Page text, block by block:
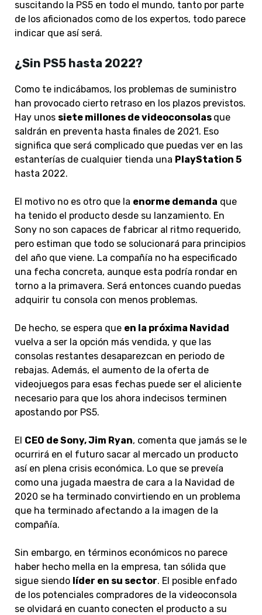
suscitando la PS5 en todo el mundo, tanto por parte
de los aficionados como de los expertos, todo parece
indicar que así será.
¿Sin PS5 hasta 2022?
Como te indicábamos, los problemas de suministro
han provocado cierto retraso en los plazos previstos.
Hay unos siete millones de videoconsolas que
saldrán en preventa hasta finales de 2021. Eso
significa que será complicado que puedas ver en las
estanterías de cualquier tienda una PlayStation 5
hasta 2022.
El motivo no es otro que la enorme demanda que
ha tenido el producto desde su lanzamiento. En
Sony no son capaces de fabricar al ritmo requerido,
pero estiman que todo se solucionará para principios
del año que viene. La compañía no ha especificado
una fecha concreta, aunque esta podría rondar en
torno a la primavera. Será entonces cuando puedas
adquirir tu consola con menos problemas.
De hecho, se espera que en la próxima Navidad
vuelva a ser la opción más vendida, y que las
consolas restantes desaparezcan en periodo de
rebajas. Además, el aumento de la oferta de
videojuegos para esas fechas puede ser el aliciente
necesario para que los ahora indecisos terminen
apostando por PS5.
El CEO de Sony, Jim Ryan, comenta que jamás se le
ocurrirá en el futuro sacar al mercado un producto
así en plena crisis económica. Lo que se preveía
como una jugada maestra de cara a la Navidad de
2020 se ha terminado convirtiendo en un problema
que ha terminado afectando a la imagen de la
compañía.
Sin embargo, en términos económicos no parece
haber hecho mella en la empresa, tan sólida que
sigue siendo líder en su sector. El posible enfado
de los potenciales compradores de la videoconsola
se olvidará en cuanto conecten el producto a su